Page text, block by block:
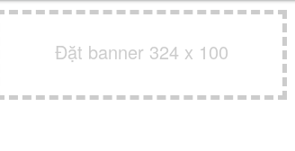
Đặt banner 324 x 100